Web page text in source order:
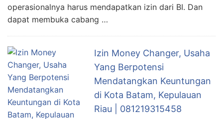
operasionalnya harus mendapatkan izin dari BI. Dan
dapat membuka cabang …
Izin Money Changer, Usaha
Yang Berpotensi
Mendatangkan Keuntungan
di Kota Batam, Kepulauan
Riau | 081219315458